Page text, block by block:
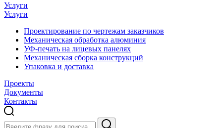
Услуги
Услуги
Проектирование по чертежам заказчиков
Механическая обработка алюминия
УФ-печать на лицевых панелях
Механическая сборка конструкций
Упаковка и доставка
Проекты
Документы
Контакты